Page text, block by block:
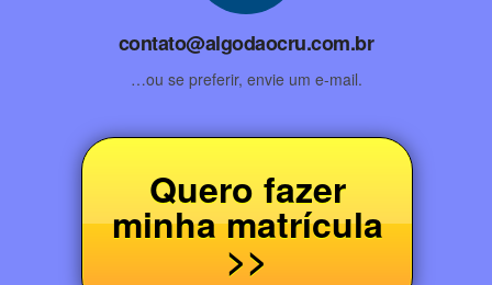
contato@algodaocru.com.br
…ou se preferir, envie um e-mail.
Quero fazer
minha matrícula
>>